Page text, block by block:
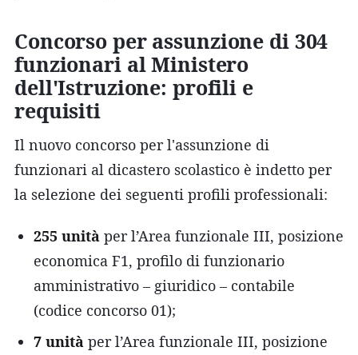
Concorso per assunzione di 304
funzionari al Ministero
dell'Istruzione: profili e
requisiti
Il nuovo concorso per l'assunzione di
funzionari al dicastero scolastico è indetto per
la selezione dei seguenti profili professionali:
255 unità per l’Area funzionale III, posizione
economica F1, profilo di funzionario
amministrativo – giuridico – contabile
(codice concorso 01);
7 unità per l’Area funzionale III, posizione